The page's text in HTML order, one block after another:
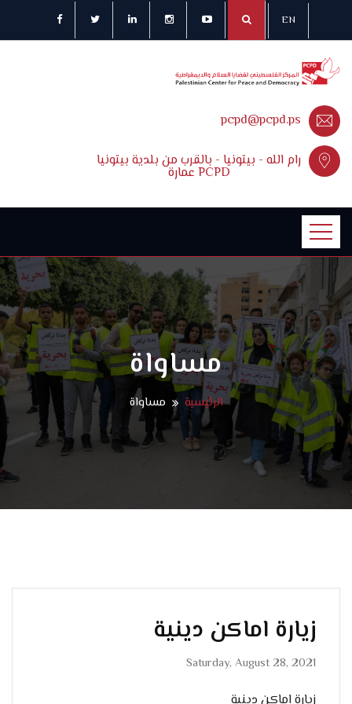
EN
pcpd@pcpd.ps
رام الله - بيتونيا - بالقرب من بلدية بيتونيا
عمارة PCPD
مساواة
الرئيسية مساواة
زيارة اماكن دينية
Saturday, August 28, 2021